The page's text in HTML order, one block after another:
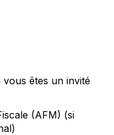
êtes un invité
(AFM) (si